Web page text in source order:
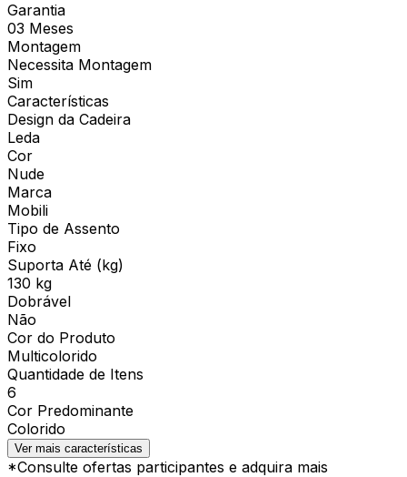
Garantia
03 Meses
Montagem
Necessita Montagem
Sim
Características
Design da Cadeira
Leda
Cor
Nude
Marca
Mobili
Tipo de Assento
Fixo
Suporta Até (kg)
130 kg
Dobrável
Não
Cor do Produto
Multicolorido
Quantidade de Itens
6
Cor Predominante
Colorido
Ver mais características
*Consulte ofertas participantes e adquira mais